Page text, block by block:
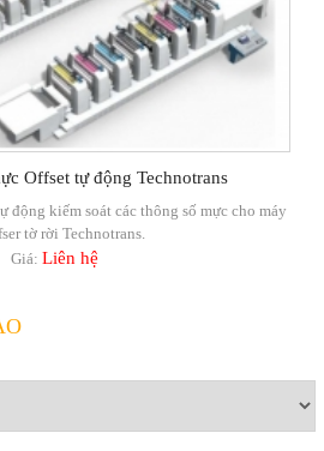
Offset tự động Technotrans
động kiếm soát các thông số mực cho máy
tờ rời Technotrans.
Giá:Liên hệ